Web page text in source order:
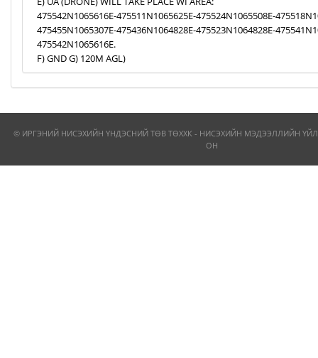
475542N1065616E-475511N1065625E-475524N1065508E-
475455N1065307E-475436N1064828E-475523N1064828E-
475542N1065616E.
F) GND G) 120M AGL)
© ИРГЭНИЙ НИСЭХИЙН ҮНДЭСНИЙ ТӨВ ТӨХХК - НИСЭХИЙН МЭДЭЭЛЛИЙН
ОН